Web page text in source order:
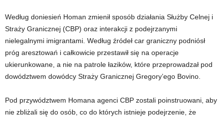
Według doniesień Homan zmienił sposób działania Służby Celnej i
Straży Granicznej (CBP) oraz interakcji z podejrzanymi
nielegalnymi imigrantami. Według źródeł car graniczny podniósł
próg aresztowań i całkowicie przestawił się na operacje
ukierunkowane, a nie na patrole łazików, które przeprowadzał pod
dowództwem dowódcy Straży Granicznej Gregory’ego Bovino.
Pod przywództwem Homana agenci CBP zostali poinstruowani, aby
nie zbliżali się do osób, co do których istnieje podejrzenie, że